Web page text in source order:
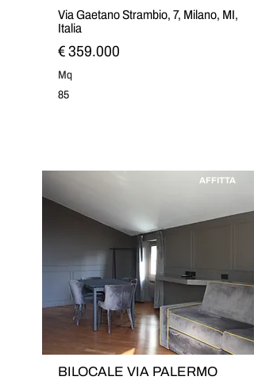
Via Gaetano Strambio, 7, Milano, MI,
Italia
€ 359.000
Mq
85
AFFITTA
BILOCALE VIA PALERMO